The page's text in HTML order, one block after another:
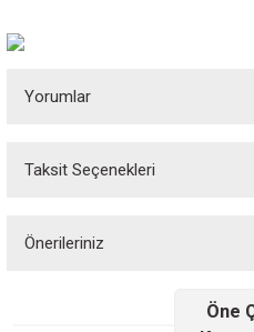
Yorumlar
Taksit Seçenekleri
Önerileriniz
yetersiz gördüğünüz noktaları öneri
Öne